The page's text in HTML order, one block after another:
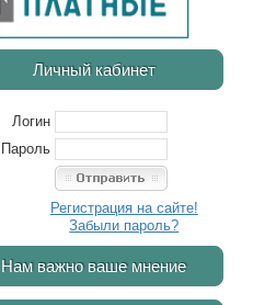
Личный кабинет
Логин
Пароль
Регистрация на сайте!
Забыли пароль?
Нам важно ваше мнение